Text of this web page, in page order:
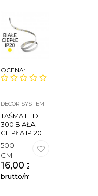
OCENA:
DECOR SYSTEM
TAŚMA LED
300 BIAŁA
CIEPŁA IP 20
SMD 3528 12V
500
CM
16,00 zł
brutto/mb